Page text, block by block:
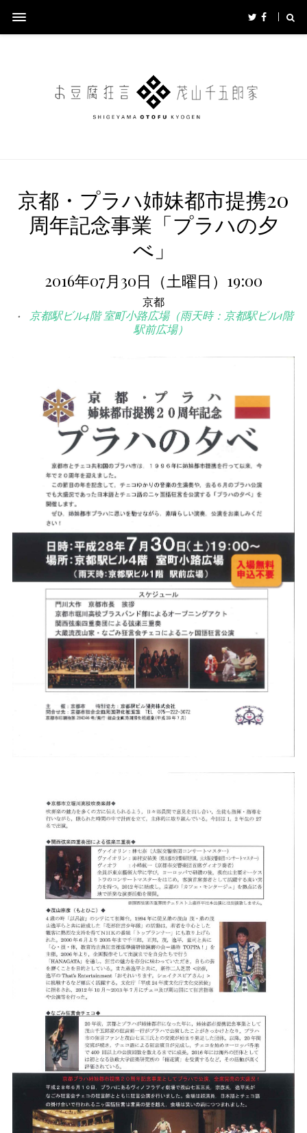
京都・プラハ姉妹都市提携20
周年記念事業「プラハの夕
べ」
2016年07月30日（土曜日）19:00
京都
京都駅ビル4階 室町小路広場（雨天時：京都駅ビル1階
駅前広場）